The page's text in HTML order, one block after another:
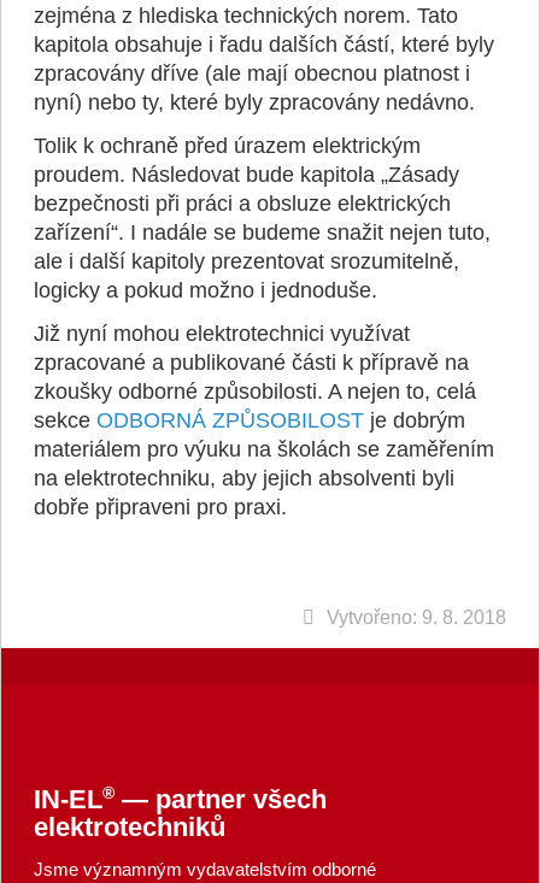
zejména z hlediska technických norem. Tato
kapitola obsahuje i řadu dalších částí, které byly
zpracovány dříve (ale mají obecnou platnost i
nyní) nebo ty, které byly zpracovány nedávno.
Tolik k ochraně před úrazem elektrickým
proudem. Následovat bude kapitola „Zásady
bezpečnosti při práci a obsluze elektrických
zařízení“. I nadále se budeme snažit nejen tuto,
ale i další kapitoly prezentovat srozumitelně,
logicky a pokud možno i jednoduše.
Již nyní mohou elektrotechnici využívat
zpracované a publikované části k přípravě na
zkoušky odborné způsobilosti. A nejen to, celá
sekce ODBORNÁ ZPŮSOBILOSTje dobrým
materiálem pro výuku na školách se zaměřením
na elektrotechniku, aby jejich absolventi byli
dobře připraveni pro praxi.
Vytvořeno: 9. 8. 2018
IN-EL®— partner všech
elektrotechniků
Jsme významným vydavatelstvím odborné